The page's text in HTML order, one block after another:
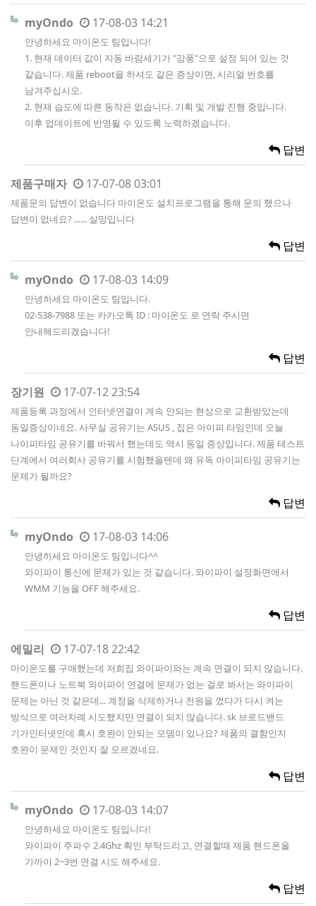
myOndo 17-08-03 14:21
안녕하세요 마이온도 팀입니다!
1. 현재 데이터 값이 자동 바람세기가 "강풍"으로 설정 되어 있는 것
같습니다. 제품 reboot을 하셔도 같은 증상이면, 시리얼 번호를
남겨주십시오.
2. 현재 습도에 따른 동작은 없습니다. 기획 및 개발 진행 중입니다.
이후 업데이트에 반영될 수 있도록 노력하겠습니다.
답변
제품구매자 17-07-08 03:01
제품문의 답변이 없습니다 마이온도 설치프로그램을 통해 문의 했으나
답변이 없네요? ...... 실망입니다
답변
myOndo 17-08-03 14:09
안녕하세요 마이온도 팀입니다.
02-538-7988 또는 카카오톡 ID : 마이온도 로 연락 주시면
안내해드리겠습니다!
답변
장기원 17-07-12 23:54
제품등록 과정에서 인터넷연결이 계속 안되는 현상으로 교환받았는데
동일증상이네요. 사무실 공유기는 ASUS , 집은 아이피 타임인데 오늘
나이피타임 공유기를 바꿔서 했는데도 역시 동일 증상입니다. 제품 테스트
단계에서 여러회사 공유기를 시험했을텐데 왜 유독 아이피타임 공유기는
문제가 될까요?
답변
myOndo 17-08-03 14:06
안녕하세요 마이온도 팀입니다^^
와이파이 통신에 문제가 있는 것 같습니다. 와이파이 설정화면에서
WMM 기능을 OFF 해주세요.
답변
에밀리 17-07-18 22:42
마이온도를 구매했는데 저희집 와이파이와는 계속 연결이 되지 않습니다.
핸드폰이나 노트북 와이파이 연결에 문제가 없는 걸로 봐서는 와이파이
문제는 아닌 것 같은데... 계정을 삭제하거나 전원을 껐다가 다시 켜는
방식으로 여러차례 시도했지만 연결이 되지 않습니다. sk 브로드밴드
기가인터넷인데 혹시 호완이 안되는 모뎀이 있나요? 제품의 결함인지
호완이 문제인 것인지 잘 모르겠네요.
답변
myOndo 17-08-03 14:07
안녕하세요 마이온도 팀입니다!
와이파이 주파수 2.4Ghz 확인 부탁드리고, 연결할때 제품 핸드폰을
가까이 2~3번 연결 시도 해주세요.
답변